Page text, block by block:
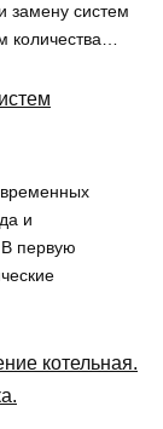
замену систем
количества…
и
первую
котельная.